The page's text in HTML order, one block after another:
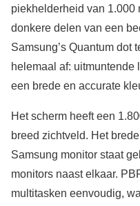
piekhelderheid van 1.000
donkere delen van een
Samsung’s Quantum dot
helemaal af: uitmuntende
een brede en accurate
Het scherm heeft een
breed zichtveld. Het
Samsung monitor staat
monitors naast elkaar.
multitasken eenvoudig,